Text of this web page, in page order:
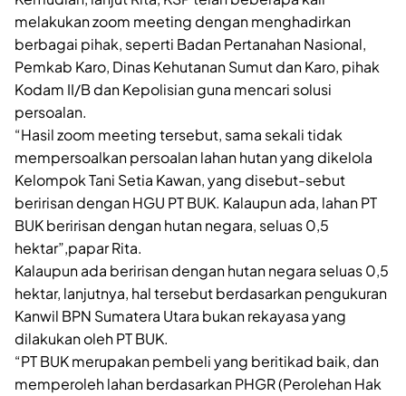
melakukan zoom meeting dengan menghadirkan
berbagai pihak, seperti Badan Pertanahan Nasional,
Pemkab Karo, Dinas Kehutanan Sumut dan Karo, pihak
Kodam II/B dan Kepolisian guna mencari solusi
persoalan.
“Hasil zoom meeting tersebut, sama sekali tidak
mempersoalkan persoalan lahan hutan yang dikelola
Kelompok Tani Setia Kawan, yang disebut-sebut
beririsan dengan HGU PT BUK. Kalaupun ada, lahan PT
BUK beririsan dengan hutan negara, seluas 0,5
hektar”,papar Rita.
Kalaupun ada beririsan dengan hutan negara seluas 0,5
hektar, lanjutnya, hal tersebut berdasarkan pengukuran
Kanwil BPN Sumatera Utara bukan rekayasa yang
dilakukan oleh PT BUK.
“PT BUK merupakan pembeli yang beritikad baik, dan
memperoleh lahan berdasarkan PHGR (Perolehan Hak